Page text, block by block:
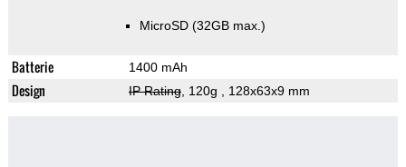
MicroSD (32GB max.)
Batterie 1400 mAh
Design IP Rating, 120g , 128x63x9 mm